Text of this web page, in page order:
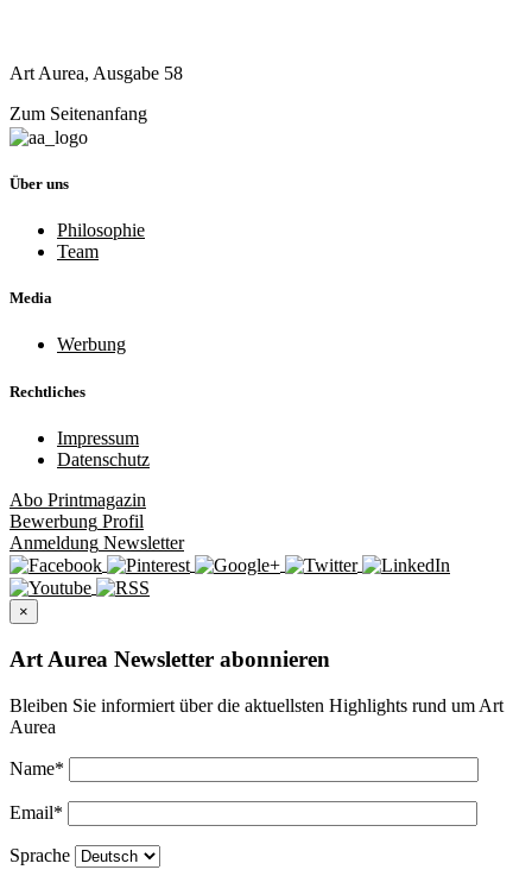
Art Aurea, Ausgabe 58
Zum Seitenanfang
Über uns
Philosophie
Team
Media
Werbung
Rechtliches
Impressum
Datenschutz
Abo Printmagazin
Bewerbung Profil
Anmeldung Newsletter
×
Art Aurea Newsletter abonnieren
Bleiben Sie informiert über die aktuellsten Highlights rund um Art
Aurea
Name*
Email*
Sprache